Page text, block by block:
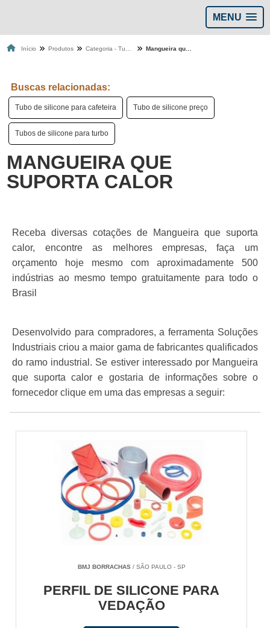
MENU
Início Produtos
Buscas relacionadas:
Tubo de silicone para cafeteira Tubo de silicone preço
Tubos de silicone para turbo
MANGUEIRA QUE
SUPORTA CALOR
Receba diversas cotações de Mangueira que suporta
calor, encontre as melhores empresas, faça um
orçamento hoje mesmo com aproximadamente 500
indústrias ao mesmo tempo gratuitamente para todo o
Brasil
Desenvolvido para compradores, a ferramenta Soluções
Industriais criou a maior gama de fabricantes qualificados
do ramo industrial. Se estiver interessado por Mangueira
que suporta calor e gostaria de informações sobre o
fornecedor clique em uma das empresas a seguir:
BMJ BORRACHAS/ SÃO PAULO - SP
PERFIL DE SILICONE PARA
VEDAÇÃO